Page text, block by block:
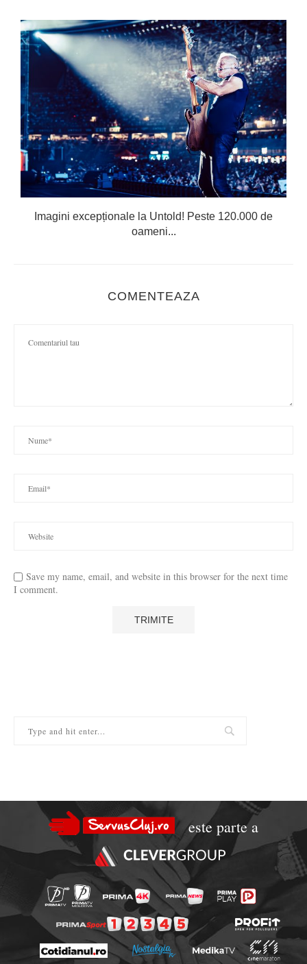
Imagini excepționale la Untold! Peste 120.000 de
oameni...
COMENTEAZA
Save my name, email, and website in this browser for the next time
I comment.
este parte a